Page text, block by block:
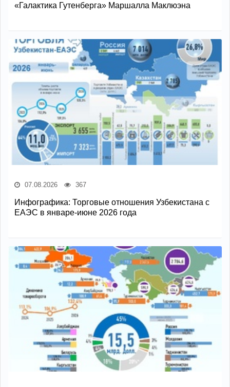
«Галактика Гутенберга» Маршалла Маклюэна
07.08.2026 367
Инфографика: Торговые отношения Узбекистана с
ЕАЭС в январе-июне 2026 года